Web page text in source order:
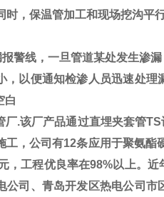
时，保温管加工和现场挖沟平
警线，一旦管道某处发生渗
，以便通知检渗人员迅速处
白
.该厂产品通过直埋夹套管
工，公司有12条应用于聚氨
，工程优良率在98%以上。
公司、青岛开发区热电公司